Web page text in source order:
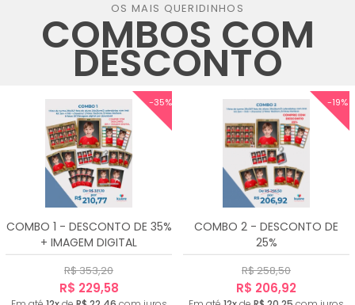
OS MAIS QUERIDINHOS
COMBOS COM
DESCONTO
-35%
COMBO 1 - DESCONTO DE 35%
+ IMAGEM DIGITAL
R$ 353,20
R$ 229,58
-19%
COMBO 2 - DESCONTO DE
25%
R$ 258,50
R$ 206,92